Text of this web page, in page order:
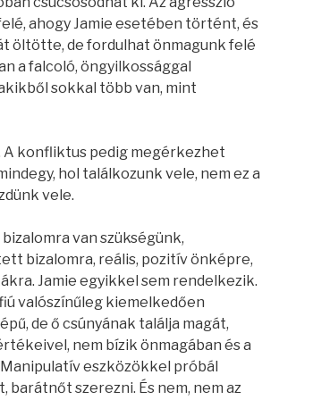
ahogy Jamie esetében történt, és
öltötte, de fordulhat önmagunk felé
a falcoló, öngyilkossággal
sokkal több van, mint
konfliktus pedig megérkezhet
hol találkozunk vele, nem ez a
vele.
van szükségünk,
bizalomra, reális, pozitív önképre,
Jamie egyikkel sem rendelkezik.
valószínűleg kiemelkedően
de ő csúnyának találja magát,
nem bízik önmagában és a
eszközökkel próbál
barátnőt szerezni. És nem, nem az